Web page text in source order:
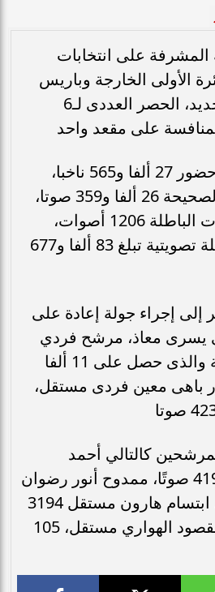
المشرفة على انتخابات
الأولى الخارجة وباريس
بمحافظة الوادي الجديد، الحصر العددى لـ6
على مقعد واحد
شهدت الانتخابات ، حضور 27 ألفا و565 ناخبا،
وبلغ عدد الأصوات الصحيحة 26 ألفا و359 صوتا،
بينما بلغ عدد الأصوات الباطلة 1206 أصوات،
وذلك من إجمالي كتلة تصويتية تبلغ 83 ألفا و677
إلى إجراء جولة إعادة على
يسرى معاذ، مرشح فردي
حزب الجبهة الوطنية والذى حصل على 11 ألفا
باهى معين فردى مستقل،
كالتالي أحمد
العقاطي مستقل 4199 صوتًا، ممدوح أنور رضوان
مستقل 3248 صوتًا، ابتسام هارون مستقل 3194
صوتًا، وأحمد عبدالمقصود الهواري مستقل، 105